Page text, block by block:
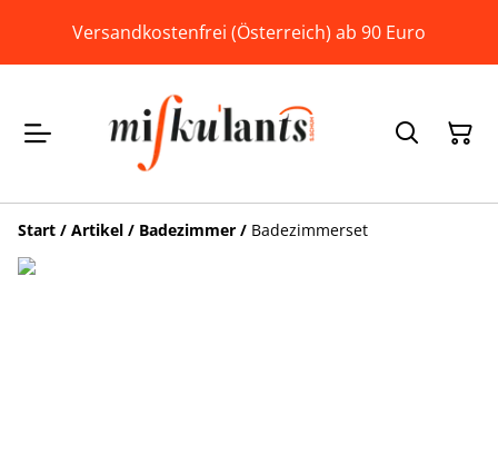
Versandkostenfrei (Österreich) ab 90 Euro
Start / Artikel / Badezimmer / Badezimmerset